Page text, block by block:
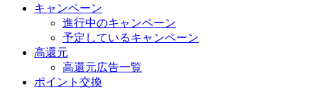
キャンペーン
進行中のキャンペーン
予定しているキャンペーン
高還元
高還元広告一覧
ポイント交換